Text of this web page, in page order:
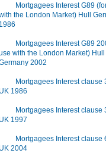
Mortgagees Interest G89
the London Market) Hull
1986
Mortgagees Interest G89
with the London Market) Hull
2002
Mortgagees Interest clause
UK 1986
Mortgagees Interest clause
UK 1997
Mortgagees Interest clause
UK 2004